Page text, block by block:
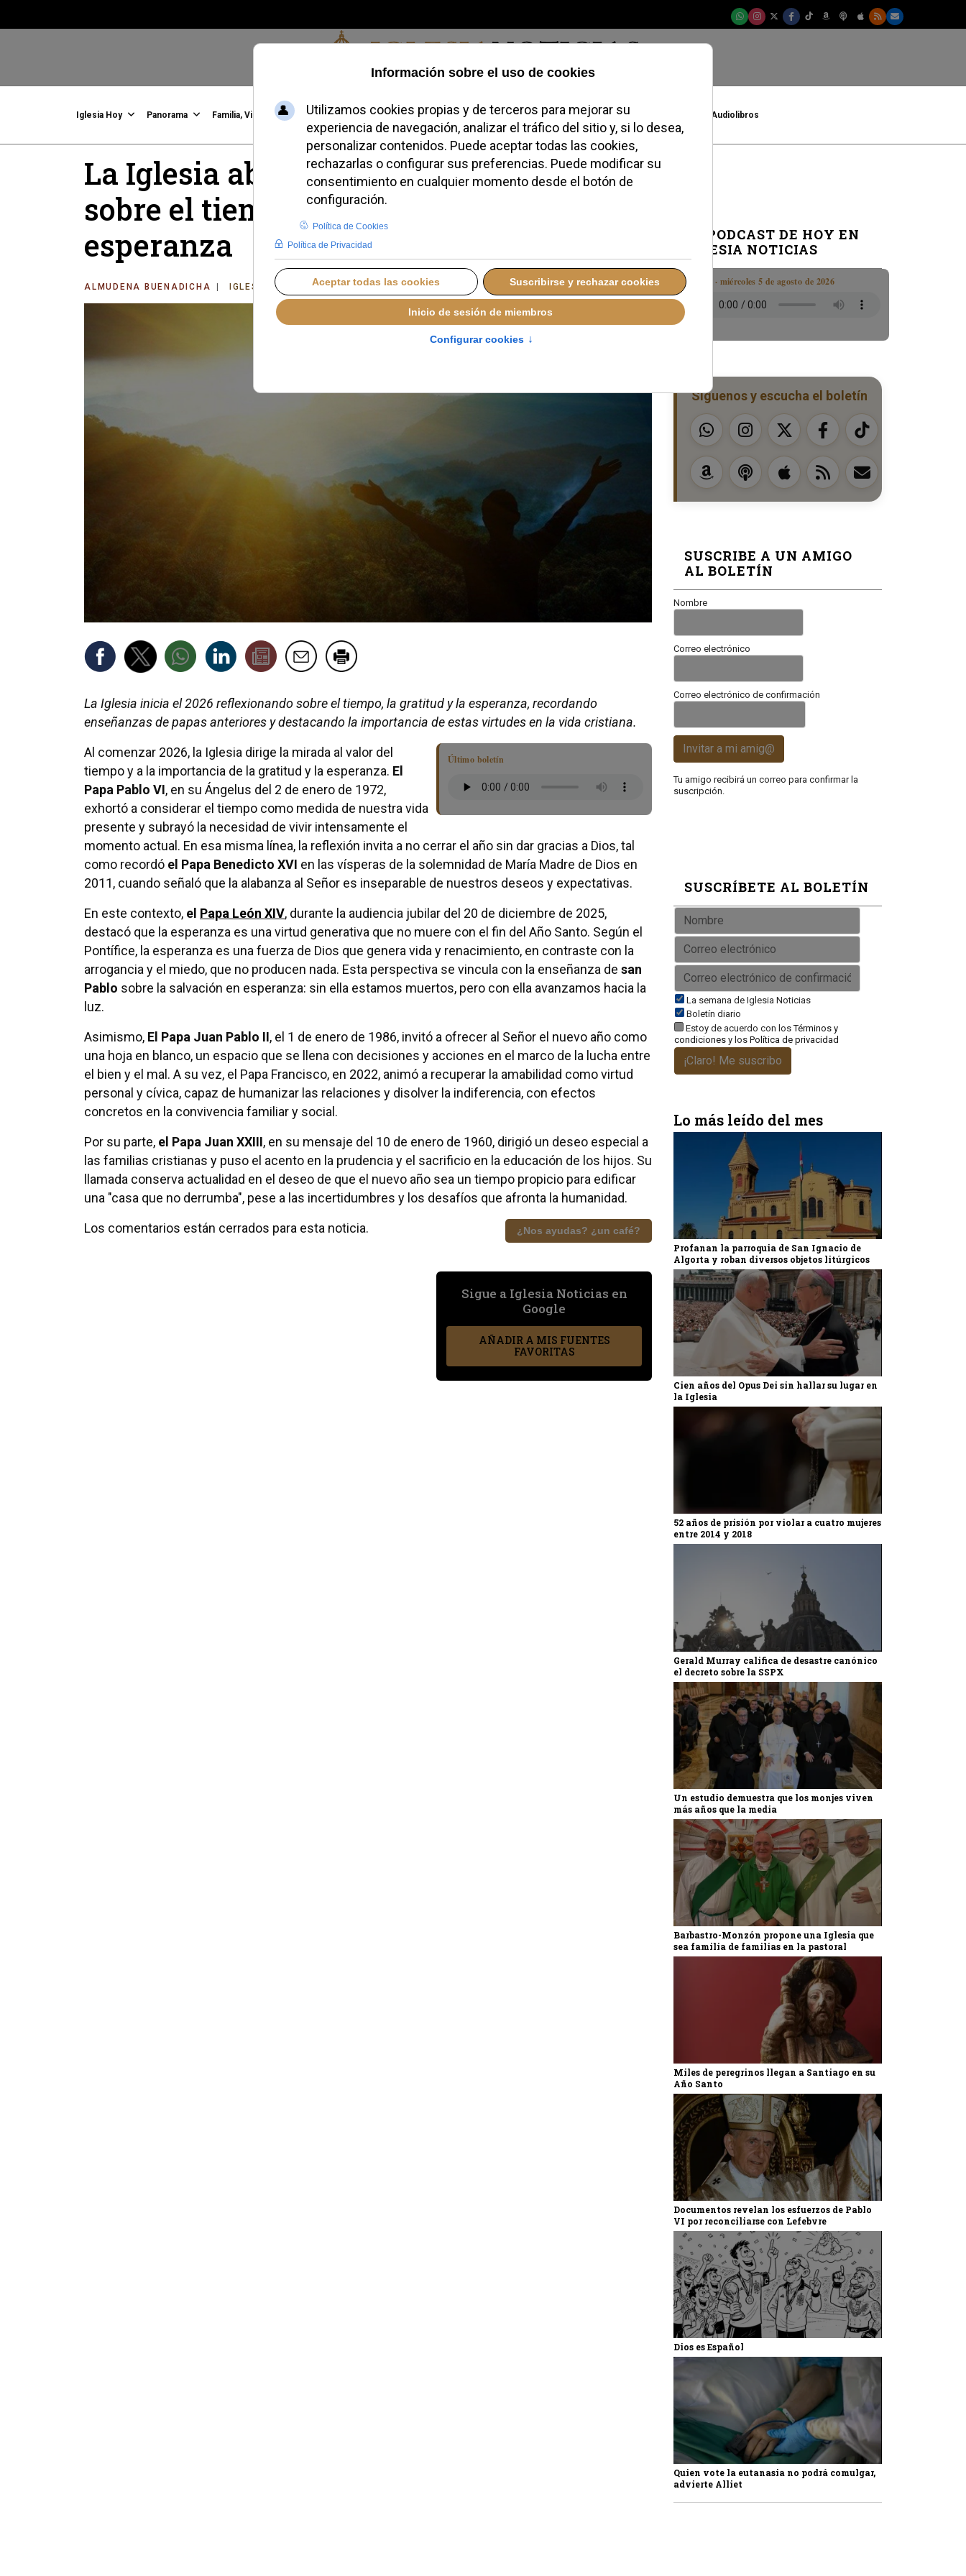
Viernes, 07 de agosto de 2026
Iglesia Hoy Panorama Familia, Vida, Identidad Credofobiómetro Blogs Temas Buscar #JovenesConFe Podcast Audiolibros
La Iglesia abre 2026 con una reflexión
sobre el tiempo, la gratitud y la
esperanza
ALMUDENA BUENADICHA IGLESIA HOY MIÉRCOLES, 31 DICIEMBRE 2025 12:22
La Iglesia inicia el 2026 reflexionando sobre el tiempo, la gratitud y la esperanza, recordando
enseñanzas de papas anteriores y destacando la importancia de estas virtudes en la vida cristiana.
Último boletín
Al comenzar 2026, la Iglesia dirige la mirada al valor del
tiempo y a la importancia de la gratitud y la esperanza. El
Papa Pablo VI, en su Ángelus del 2 de enero de 1972,
exhortó a considerar el tiempo como medida de nuestra vida
presente y subrayó la necesidad de vivir intensamente el
momento actual. En esa misma línea, la reflexión invita a no cerrar el año sin dar gracias a Dios, tal
como recordó el Papa Benedicto XVI en las vísperas de la solemnidad de María Madre de Dios en
2011, cuando señaló que la alabanza al Señor es inseparable de nuestros deseos y expectativas.
En este contexto, el Papa León XIV, durante la audiencia jubilar del 20 de diciembre de 2025,
destacó que la esperanza es una virtud generativa que no muere con el fin del Año Santo. Según el
Pontífice, la esperanza es una fuerza de Dios que genera vida y renacimiento, en contraste con la
arrogancia y el miedo, que no producen nada. Esta perspectiva se vincula con la enseñanza de san
Pablo sobre la salvación en esperanza: sin ella estamos muertos, pero con ella avanzamos hacia la
luz.
Asimismo, El Papa Juan Pablo II, el 1 de enero de 1986, invitó a ofrecer al Señor el nuevo año como
una hoja en blanco, un espacio que se llena con decisiones y acciones en el marco de la lucha entre
el bien y el mal. A su vez, el Papa Francisco, en 2022, animó a recuperar la amabilidad como virtud
personal y cívica, capaz de humanizar las relaciones y disolver la indiferencia, con efectos
concretos en la convivencia familiar y social.
Por su parte, el Papa Juan XXIII, en su mensaje del 10 de enero de 1960, dirigió un deseo especial a
las familias cristianas y puso el acento en la prudencia y el sacrificio en la educación de los hijos. Su
llamada conserva actualidad en el deseo de que el nuevo año sea un tiempo propicio para edificar
una "casa que no derrumba", pese a las incertidumbres y los desafíos que afronta la humanidad.
¿Nos ayudas? ¿un café?
Los comentarios están cerrados para esta noticia.
Sigue a Iglesia Noticias en
Google
AÑADIR A MIS FUENTES
FAVORITAS
EL PODCAST DE HOY EN
IGLESIA NOTICIAS
Boletín · miércoles 5 de agosto de 2026
Síguenos y escucha el boletín
SUSCRIBE A UN AMIGO
AL BOLETÍN
Nombre
Correo electrónico
Correo electrónico de confirmación
Invitar a mi amig@
Tu amigo recibirá un correo para confirmar la
suscripción.
SUSCRÍBETE AL BOLETÍN
La semana de Iglesia Noticias
Boletín diario
Estoy de acuerdo con losTérminos y
condiciones y los Política de privacidad
¡Claro! Me suscribo
Lo más leído del mes
Profanan la parroquia de San Ignacio de
Algorta y roban diversos objetos litúrgicos
Cien años del Opus Dei sin hallar su lugar en
la Iglesia
52 años de prisión por violar a cuatro mujeres
entre 2014 y 2018
Gerald Murray califica de desastre canónico
el decreto sobre la SSPX
Un estudio demuestra que los monjes viven
más años que la media
Barbastro-Monzón propone una Iglesia que
sea familia de familias en la pastoral
Miles de peregrinos llegan a Santiago en su
Año Santo
Documentos revelan los esfuerzos de Pablo
VI por reconciliarse con Lefebvre
Dios es Español
Quien vote la eutanasia no podrá comulgar,
advierte Alliet